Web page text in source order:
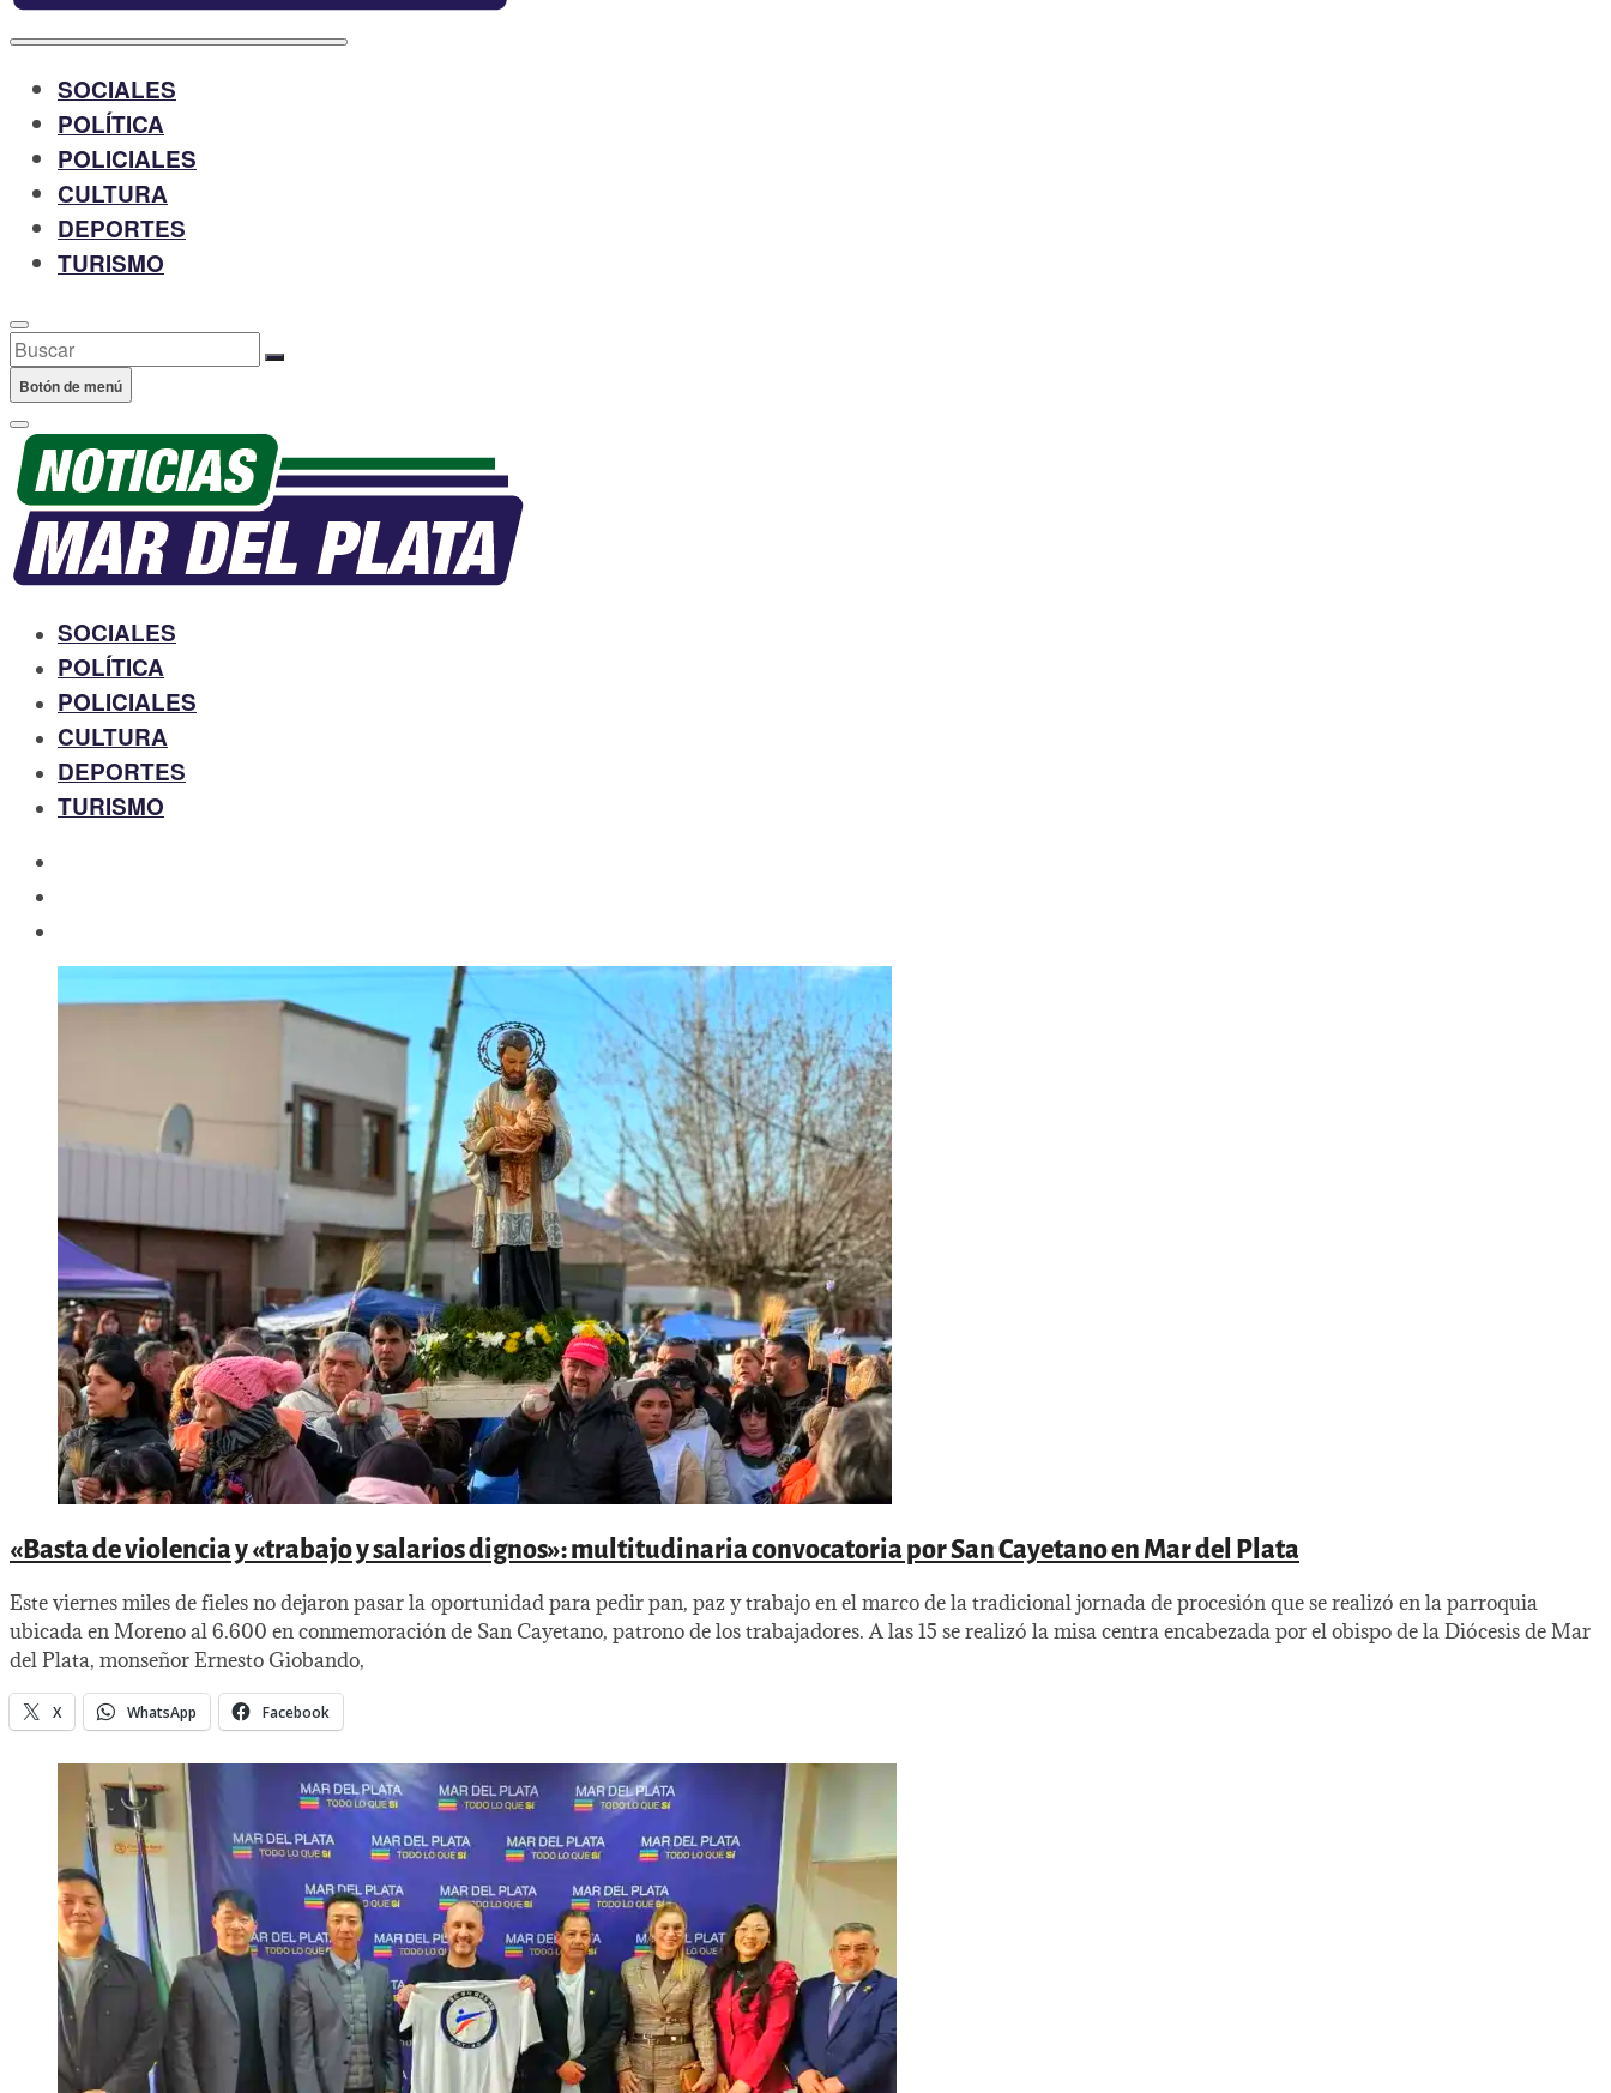
SOCIALES
POLÍTICA
POLICIALES
CULTURA
DEPORTES
TURISMO
Buscar
Botón de menú
SOCIALES
POLÍTICA
POLICIALES
CULTURA
DEPORTES
TURISMO
«Basta de violencia y «trabajo y salarios dignos»: multitudinaria convocatoria por San Cayetano en Mar del Plata
Este viernes miles de fieles no dejaron pasar la oportunidad para pedir pan, paz y trabajo en el marco de la tradicional jornada de procesión que se realizó en la parroquia
ubicada en Moreno al 6.600 en conmemoración de San Cayetano, patrono de los trabajadores. A las 15 se realizó la misa centra encabezada por el obispo de la Diócesis de Mar
del Plata, monseñor Ernesto Giobando,
X WhatsApp Facebook